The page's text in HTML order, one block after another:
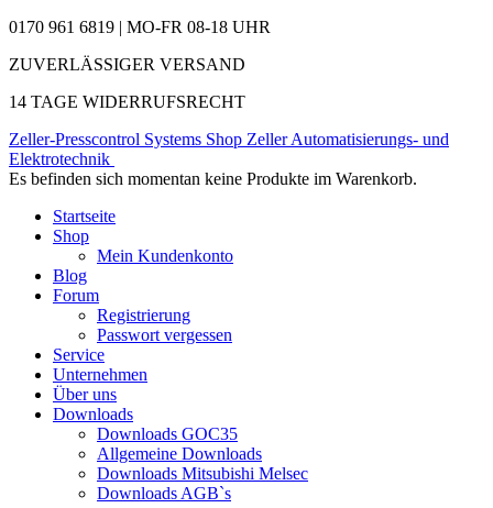
0170 961 6819 | MO-FR 08-18 UHR
ZUVERLÄSSIGER VERSAND
14 TAGE WIDERRUFSRECHT
Zeller-Presscontrol Systems Shop Zeller Automatisierungs- und
Elektrotechnik
Es befinden sich momentan keine Produkte im Warenkorb.
Startseite
Shop
Mein Kundenkonto
Blog
Forum
Registrierung
Passwort vergessen
Service
Unternehmen
Über uns
Downloads
Downloads GOC35
Allgemeine Downloads
Downloads Mitsubishi Melsec
Downloads AGB`s